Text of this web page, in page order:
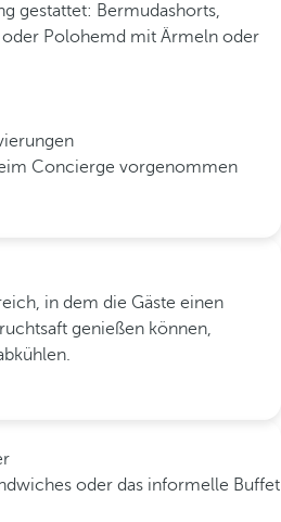
gestattet: Bermudashorts,
oder Polohemd mit Ärmeln oder
Concierge vorgenommen
in dem die Gäste einen
genießen können,
oder das informelle Buffet